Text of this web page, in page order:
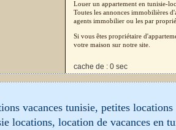
Louer un appartement en tunisie-
Toutes les annonces immobilières
agents immobilier ou les par
Si vous êtes propriétaire
votre maison sur notre site.
cache de : 0 sec
vacances tunisie, petites
locations, location de vacances en